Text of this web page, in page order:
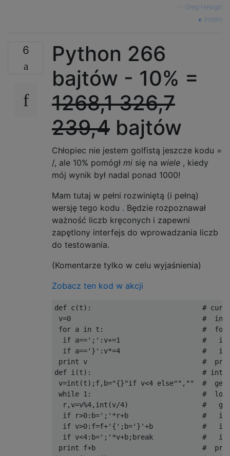
Greg Hewgill
źródło
6
Python 266
bajtów - 10% =
1268,1326,7
239,4 bajtów
Chłopiec nie jestem golfistą jeszcze kodu =
/, ale 10% pomógł mi się na wiele , kiedy
mój wynik był nadal ponad 1000!
Mam tutaj w pełni rozwiniętą (i pełną)
wersję tego kodu . Będzie rozpoznawał
ważność liczb kręconych i zapewni
zapętlony interfejs do wprowadzania liczb
do testowania.
(Komentarze tylko w celu wyjaśnienia)
Zobacz ten kod w akcji
def c(t):                           # curly
v=0                                #  int
for a in t:                        #  for
if a==';':v+=1                    #
if a=='}':v*=4                    #
print v                            #  print
def i(t):                           # int to
v=int(t);f,b="{}"if v<4 else"",""  #  get
while 1:                           #  loop
r,v=v%4,int(v/4)                  #
if r>0:b=';'*r+b                  #
if v>0:f=f+'{';b='}'+b            #
if v<4:b=';'*v+b;break            #
print f+b                          #